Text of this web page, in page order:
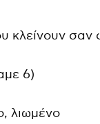
κλείνουν σαν
6)
λιωμένο